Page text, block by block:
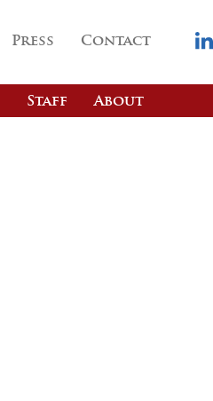
Press Contact
Staff About